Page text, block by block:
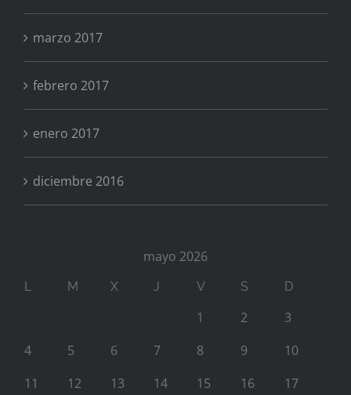
marzo 2017
febrero 2017
enero 2017
diciembre 2016
mayo 2026
L M X J V S D
1 2
3
4
5 6 7 8 9
10
11
12 13 14 15 16
17